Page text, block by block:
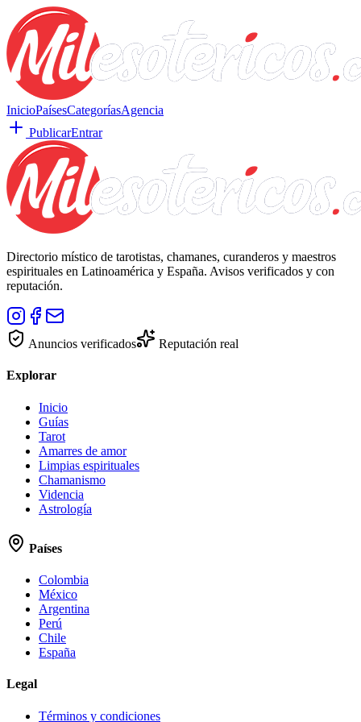
InicioPaísesCategoríasAgencia
PublicarEntrar
Directorio místico de tarotistas, chamanes, curanderos y maestros
espirituales en Latinoamérica y España. Avisos verificados y con
reputación.
Anuncios verificados Reputación real
Explorar
Inicio
Guías
Tarot
Amarres de amor
Limpias espirituales
Chamanismo
Videncia
Astrología
Países
Colombia
México
Argentina
Perú
Chile
España
Legal
Términos y condiciones